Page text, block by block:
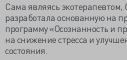
Сама являясь
разработала основанную на
программу «Осознанность и
на снижение стресса и
состояния.